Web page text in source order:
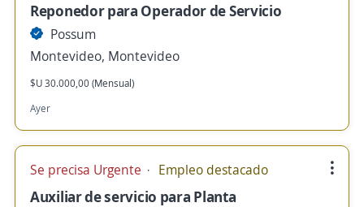
Reponedor para Operador de Servicio
Possum
Montevideo, Montevideo
$U 30.000,00 (Mensual)
Ayer
Se precisa Urgente Empleo destacado
Auxiliar de servicio para Planta